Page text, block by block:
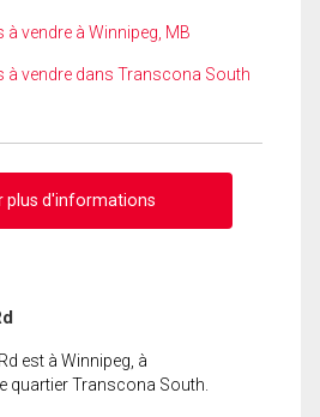
vendre à Winnipeg, MB
à vendre dans Transcona South
plus d'informations
est à Winnipeg, à
quartier Transcona South.